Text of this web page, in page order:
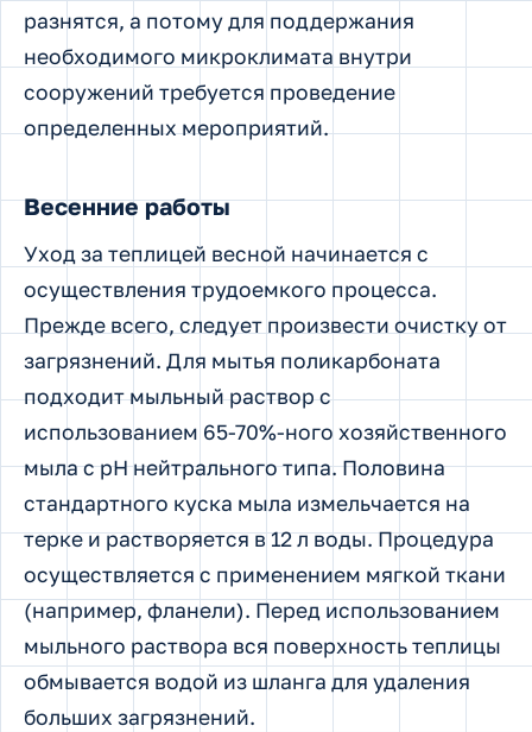
разнятся, а потому для поддержания
необходимого микроклимата внутри
сооружений требуется проведение
определенных мероприятий.
Весенние работы
Уход за теплицей весной начинается с
осуществления трудоемкого процесса.
Прежде всего, следует произвести очистку от
загрязнений. Для мытья поликарбоната
подходит мыльный раствор с
использованием 65-70%-ного хозяйственного
мыла с рН нейтрального типа. Половина
стандартного куска мыла измельчается на
терке и растворяется в 12 л воды. Процедура
осуществляется с применением мягкой ткани
(например, фланели). Перед использованием
мыльного раствора вся поверхность теплицы
обмывается водой из шланга для удаления
больших загрязнений.